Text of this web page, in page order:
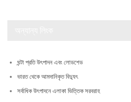
ঘন্টা প্রতি উৎপাদন এবং লোডশেড
ভারত থেকে আমদানিকৃত বিদ্যুৎ
সর্বাধিক উৎপাদনে এলাকা ভিত্তিক সরবরাহ